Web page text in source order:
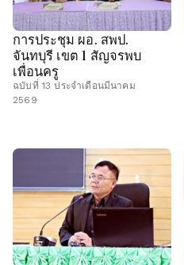
การประชุม ผอ. สพป.
จันทบุรี เขต 1 สัญจรพบ
เพื่อนครู
ฉบับที่ 13 ประจำเดือนมีนาคม
2569